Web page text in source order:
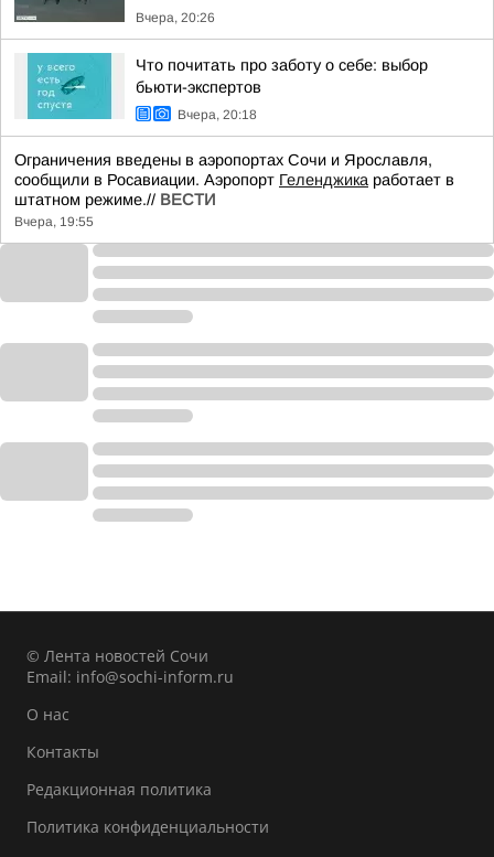
Вчера, 20:26
Что почитать про заботу о себе: выбор
бьюти-экспертов
Вчера, 20:18
Ограничения введены в аэропортах Сочи и Ярославля,
сообщили в Росавиации. Аэропорт Геленджика работает в
штатном режиме.// ВЕСТИ
Вчера, 19:55
© Лента новостей Сочи
Email: info@sochi-inform.ru
О нас
Контакты
Редакционная политика
Политика конфиденциальности